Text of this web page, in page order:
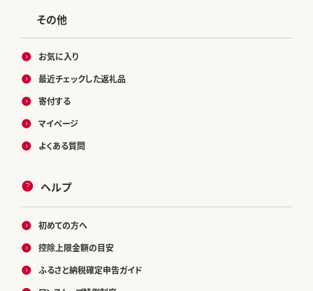
その他
お気に入り
最近チェックした返礼品
寄付する
マイページ
よくある質問
ヘルプ
初めての方へ
控除上限金額の目安
ふるさと納税確定申告ガイド